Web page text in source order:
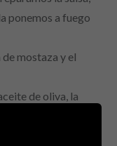
ponemos a fuego
mostaza y el
de oliva, la
o no sabrá